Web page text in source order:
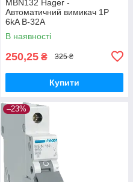
MBN132 Hager -
Автоматичний вимикач 1P
6kA B-32A
В наявності
250,25 ₴ 325 ₴
Купити
–23%